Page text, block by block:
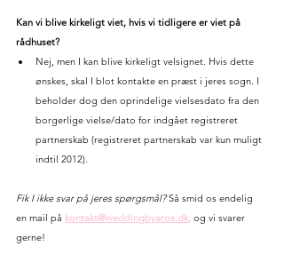
Kan vi blive kirkeligt viet, hvis vi tidligere er viet på
rådhuset?
Nej, men I kan blive kirkeligt velsignet. Hvis dette
ønskes, skal I blot kontakte en præst i jeres sogn. I
beholder dog den oprindelige vielsesdato fra den
borgerlige vielse/dato for indgået registreret
partnerskab (registreret partnerskab var kun muligt
indtil 2012).
Fik I ikke svar på jeres spørgsmål? Så smid os endelig
en mail på kontakt@weddingbyaros.dk, og vi svarer
gerne!